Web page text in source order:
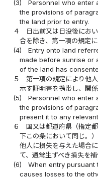
(3)
Personnel who enter
the provisions of
the land prior to entry.
４
日出前又は日没後にお
合を除き、第一項の規定
(4)
Entry onto land
made before sunrise or
of the land has
５
第一項の規定により他
示す証明書を携帯し、関
(5)
Personnel who enter
the provisions of
present it to any
６
国又は都道府県（指定
下この条において同じ。
他人に損失を与えた場合
て、通常生ずべき損失を
(6)
When entry pursuant
causes losses to the